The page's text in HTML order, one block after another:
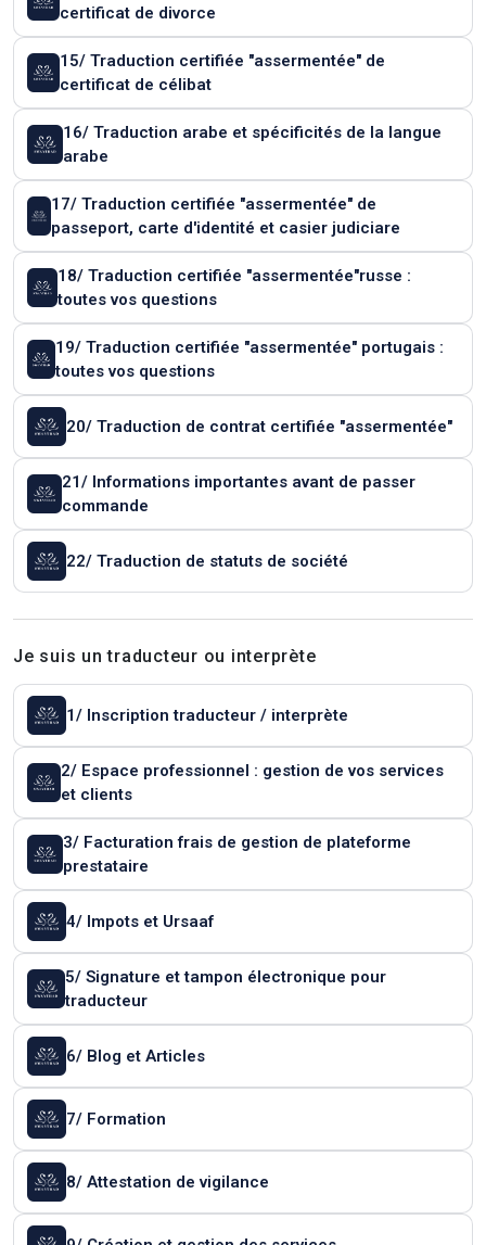
certificat de divorce
15/ Traduction certifiée "assermentée" de
certificat de célibat
16/ Traduction arabe et spécificités de la langue
arabe
17/ Traduction certifiée "assermentée" de
passeport, carte d'identité et casier judiciare
18/ Traduction certifiée "assermentée"russe :
toutes vos questions
19/ Traduction certifiée "assermentée" portugais :
toutes vos questions
20/ Traduction de contrat certifiée "assermentée"
21/ Informations importantes avant de passer
commande
22/ Traduction de statuts de société
Je suis un traducteur ou interprète
1/ Inscription traducteur / interprète
2/ Espace professionnel : gestion de vos services
et clients
3/ Facturation frais de gestion de plateforme
prestataire
4/ Impots et Ursaaf
5/ Signature et tampon électronique pour
traducteur
6/ Blog et Articles
7/ Formation
8/ Attestation de vigilance